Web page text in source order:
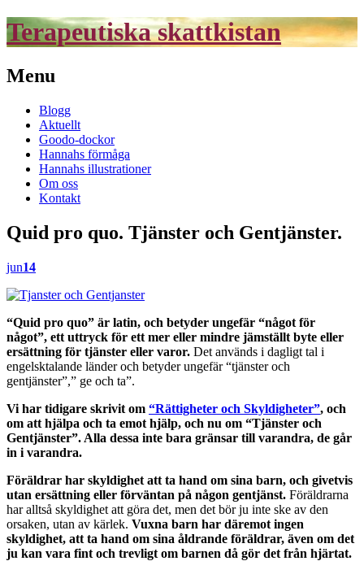
Terapeutiska skattkistan
Menu
Skip
content
Blogg
Aktuellt
Goodo-dockor
Hannahs förmåga
Hannahs illustrationer
Om oss
Kontakt
Quid pro quo. Tjänster och Gentjänster.
jun14
“Quid pro quo” är latin, och betyder ungefär “något för
något”, ett uttryck för ett mer eller mindre jämställt byte eller
ersättning för tjänster eller varor. Det används i dagligt tal i
engelsktalande länder och betyder ungefär “tjänster och
gentjänster”,” ge och ta”.
Vi har tidigare skrivit om “Rättigheter och Skyldigheter”, och
om att hjälpa och ta emot hjälp, och nu om “Tjänster och
Gentjänster”. Alla dessa inte bara gränsar till varandra, de går
in i varandra.
Föräldrar har skyldighet att ta hand om sina barn, och givetvis
utan ersättning eller förväntan på någon gentjänst. Föräldrarna
har alltså skyldighet att göra det, men det bör ju inte ske av den
orsaken, utan av kärlek. Vuxna barn har däremot ingen
skyldighet, att ta hand om sina åldrande föräldrar, även om det
ju kan vara fint och trevligt om barnen då gör det från hjärtat.